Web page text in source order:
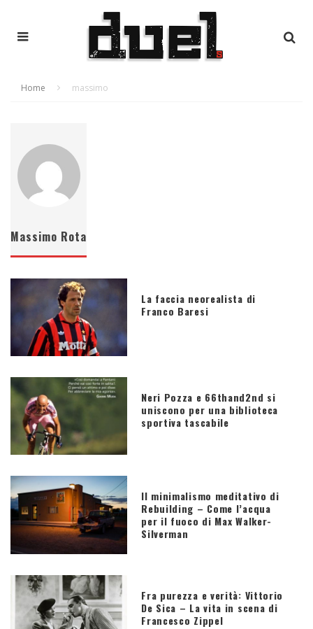
Home massimo
Massimo Rota
La faccia neorealista di
Franco Baresi
Neri Pozza e 66thand2nd si
uniscono per una biblioteca
sportiva tascabile
Il minimalismo meditativo di
Rebuilding – Come l’acqua
per il fuoco di Max Walker-
Silverman
Fra purezza e verità: Vittorio
De Sica – La vita in scena di
Francesco Zippel